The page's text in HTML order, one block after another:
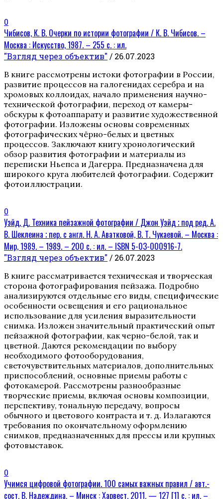
0
Чибисов, К. В. Очерки по истории фотографии / К. В. Чибисов. –
Москва : Искусство, 1987. – 255 с. : ил.
"Взгляд через объектив" / 26.07.2023
В книге рассмотрены истоки фотографии в России,
развитие процессов на галогенидах серебра и на
хромовых коллоидах, начало применения научно-
технической фотографии, переход от камеры-
обскуры к фотоаппарату и развитие художественной
фотографии. Изложены основы современных
фотографических чёрно-белых и цветных
процессов. Заключают книгу хронологический
обзор развития фотографии и материалы из
переписки Ньепса и Дагерра. Предназначена для
широкого круга любителей фотографии. Содержит
фотоиллюстрации.
0
Уэйд, Д. Техника пейзажной фотографии / Джон Уэйд ; под ред. А.
В. Шеклеина ; пер. с англ. Н. А. Аватковой, В. Т. Чукаевой. – Москва :
Мир, 1989. – 1989. – 200 с. : ил. – ISBN 5-03-000916-7.
"Взгляд через объектив" / 26.07.2023
В книге рассматривается техническая и творческая
сторона фотографирования пейзажа. Подробно
анализируются отдельные его виды, специфические
особенности освещения и его рациональное
использование для усиления выразительности
снимка. Изложен значительный практический опыт
пейзажной фотографии, как черно-белой, так и
цветной. Даются рекомендации по выбору
необходимого фотооборудования,
светочувствительных материалов, дополнительных
приспособлений, основные приемы работы с
фотокамерой. Рассмотрены разнообразные
творческие приемы, включая основы композиции,
перспективу, тональную передачу, вопросы
обычного и цветового контраста и т. д. Излагаются
требования по окончательному оформлению
снимков, предназначенных для прессы или крупных
фотовыставок.
0
Учимся цифровой фотографии. 100 самых важных правил / авт.-
сост. В. Надеждина. – Минск : Харвест, 2011. — 127 [1] с. : ил. –